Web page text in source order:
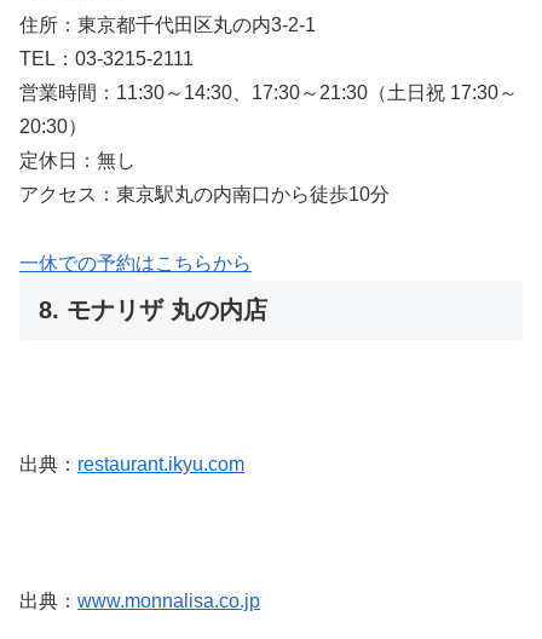
住所：東京都千代田区丸の内3-2-1
TEL：03-3215-2111
営業時間：11:30～14:30、17:30～21:30（土日祝 17:30～
20:30）
定休日：無し
アクセス：東京駅丸の内南口から徒歩10分
一休での予約はこちらから
8. モナリザ 丸の内店
出典： restaurant.ikyu.com
出典： www.monnalisa.co.jp